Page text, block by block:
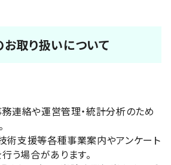
取り扱いについて
連絡や運営管理・統計分析のため
術支援等各種事業案内やアンケート
う場合があります。